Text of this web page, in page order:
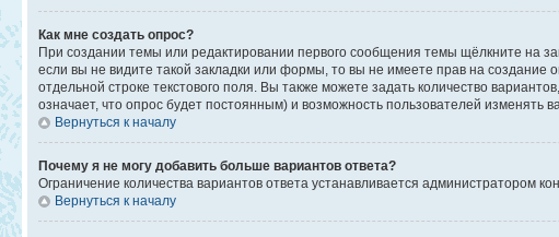
Как мне создать опрос?
При создании темы или редактировании первого сообщения темы щёлкните на
если вы не видите такой закладки или формы, то вы не имеете прав на создание
отдельной строке текстового поля. Вы также можете задать количество
означает, что опрос будет постоянным) и возможность пользователей изменять
Вернуться к началу
Почему я не могу добавить больше вариантов ответа?
Ограничение количества вариантов ответа устанавливается администратором
Вернуться к началу